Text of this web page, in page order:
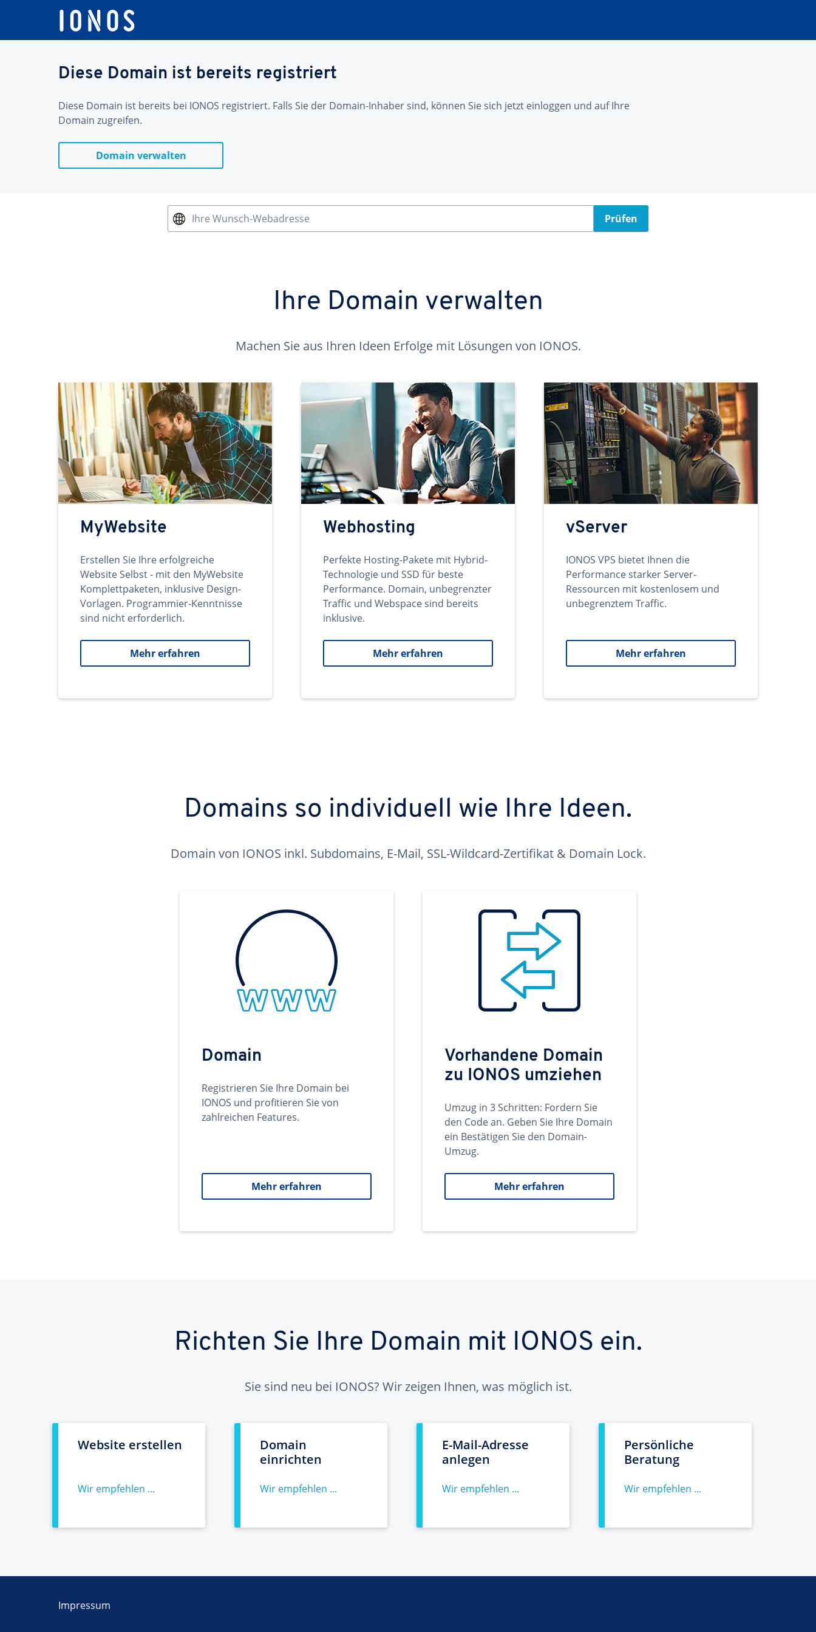
Diese Domain ist bereits registriert
Diese Domain ist bereits bei IONOS registriert. Falls Sie der Domain-Inhaber sind, können Sie sich jetzt einloggen und auf Ihre
Domain zugreifen.
Domain verwalten
Ihre Wunsch-Webadresse Prüfen
Ihre Domain verwalten
Machen Sie aus Ihren Ideen Erfolge mit Lösungen von IONOS.
MyWebsite
Erstellen Sie Ihre erfolgreiche
Website Selbst - mit den MyWebsite
Komplettpaketen, inklusive Design-
Vorlagen. Programmier-Kenntnisse
sind nicht erforderlich.
Mehr erfahren
Webhosting
Perfekte Hosting-Pakete mit Hybrid-
Technologie und SSD für beste
Performance. Domain, unbegrenzter
Traffic und Webspace sind bereits
inklusive.
Mehr erfahren
vServer
IONOS VPS bietet Ihnen die
Performance starker Server-
Ressourcen mit kostenlosem und
unbegrenztem Traffic.
Mehr erfahren
Domains so individuell wie Ihre Ideen.
Domain von IONOS inkl. Subdomains, E-Mail, SSL-Wildcard-Zertifikat & Domain Lock.
Domain
Registrieren Sie Ihre Domain bei
IONOS und profitieren Sie von
zahlreichen Features.
Mehr erfahren
Vorhandene Domain
zu IONOS umziehen
Umzug in 3 Schritten: Fordern Sie
den Code an. Geben Sie Ihre Domain
ein Bestätigen Sie den Domain-
Umzug.
Mehr erfahren
Richten Sie Ihre Domain mit IONOS ein.
Sie sind neu bei IONOS? Wir zeigen Ihnen, was möglich ist.
Website erstellen
Wir empfehlen ...
Domain
einrichten
Wir empfehlen ...
E-Mail-Adresse
anlegen
Wir empfehlen ...
Persönliche
Beratung
Wir empfehlen ...
Impressum